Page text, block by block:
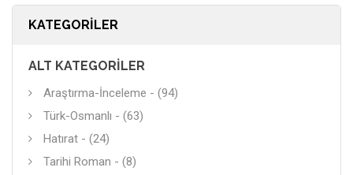
KATEGORILER
ALT KATEGORILER
Araştırma-İnceleme - (94)
Türk-Osmanlı - (63)
Hatırat - (24)
Tarihi Roman - (8)